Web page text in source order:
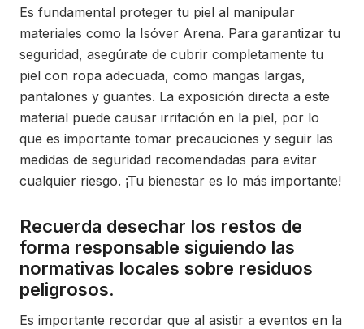
Es fundamental proteger tu piel al manipular
materiales como la Isóver Arena. Para garantizar tu
seguridad, asegúrate de cubrir completamente tu
piel con ropa adecuada, como mangas largas,
pantalones y guantes. La exposición directa a este
material puede causar irritación en la piel, por lo
que es importante tomar precauciones y seguir las
medidas de seguridad recomendadas para evitar
cualquier riesgo. ¡Tu bienestar es lo más importante!
Recuerda desechar los restos de
forma responsable siguiendo las
normativas locales sobre residuos
peligrosos.
Es importante recordar que al asistir a eventos en la